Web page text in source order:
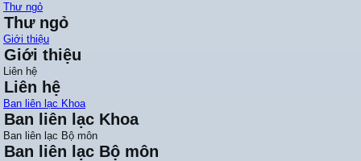
Thư ngỏ
Thư ngỏ
Giới thiệu
Giới thiệu
Liên hệ
Liên hệ
Ban liên lạc Khoa
Ban liên lạc Khoa
Ban liên lạc Bộ môn
Ban liên lạc Bộ môn